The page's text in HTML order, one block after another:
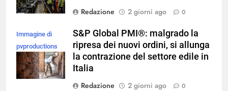
Redazione
2 giorni ago 0
Immagine di
pvproductions
su Magnific
S&P Global PMI®: malgrado la
ripresa dei nuovi ordini, si allunga
la contrazione del settore edile in
Italia
Redazione
2 giorni ago 0